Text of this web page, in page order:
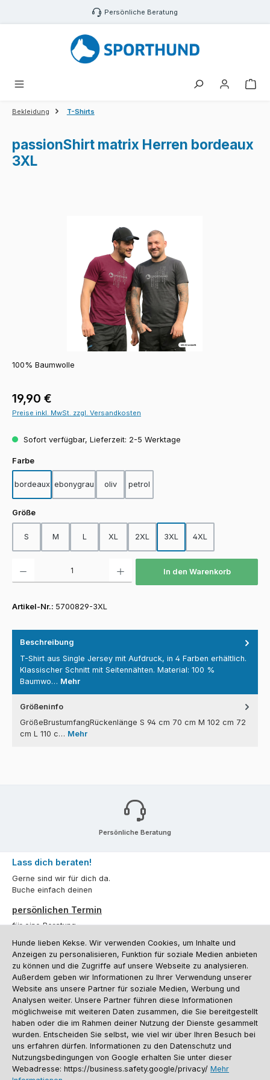
Zum Hauptinhalt springen Persönliche Beratung
Bekleidung T-Shirts
passionShirt matrix Herren bordeaux
3XL
100% Baumwolle
Regulärer Preis:
19,90 €
Preise inkl. MwSt. zzgl. Versandkosten
Sofort verfügbar, Lieferzeit: 2-5 Werktage
Farbeauswählen
bordeaux ebonygrau oliv petrol
Größeauswählen
S M L XL 2XL 3XL 4XL
In den Warenkorb
Artikel-Nr.: 5700829-3XL
Beschreibung
T-Shirt aus Single Jersey mit Aufdruck, in 4 Farben erhältlich.
Klassischer Schnitt mit Seitennähten. Material: 100 %
Baumwo… Mehr
Größeninfo
GrößeBrustumfangRückenlänge S 94 cm 70 cm M 102 cm 72
cm L 110 c… Mehr
Persönliche Beratung
Lass dich beraten!
Gerne sind wir für dich da.
Buche einfach deinen
persönlichen Termin
für eine Beratung.
Oder über unserKontaktformular.
Vertrag widerrufen
Kundenservice
Informationen
Social Media und Kontakt
Hunde lieben Kekse. Wir verwenden Cookies, um Inhalte und
Anzeigen zu personalisieren, Funktion für soziale Medien anbieten
zu können und die Zugriffe auf unsere Webseite zu analysieren.
Außerdem geben wir Informationen zu Ihrer Verwendung unserer
Website ans unsere Partner für soziale Medien, Werbung und
Analysen weiter. Unsere Partner führen diese Informationen
möglichweise mit weiteren Daten zusammen, die Sie bereitgestellt
haben oder die im Rahmen deiner Nutzung der Dienste gesammelt
wurden. Entscheiden Sie selbst, wie viel wir über Ihren Besuch bei
uns erfahren dürfen. Informationen zu den Datenschutz und
Nutzungsbedingungen von Google erhalten Sie unter dieser
Webadresse: https://business.safety.google/privacy/ Mehr